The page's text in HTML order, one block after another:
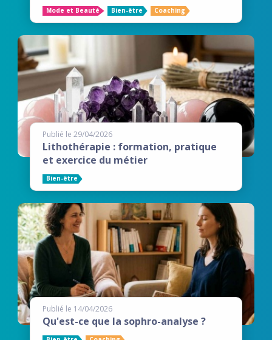
Mode et Beauté Bien-être Coaching
Publié le 29/04/2026
Lithothérapie : formation, pratique
et exercice du métier
Bien-être
Publié le 14/04/2026
Qu'est-ce que la sophro-analyse ?